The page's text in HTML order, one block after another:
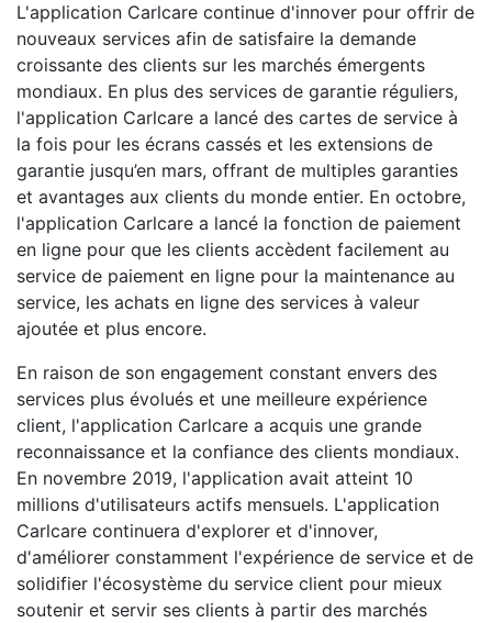
L'application Carlcare continue d'innover pour offrir de
nouveaux services afin de satisfaire la demande
croissante des clients sur les marchés émergents
mondiaux. En plus des services de garantie réguliers,
l'application Carlcare a lancé des cartes de service à
la fois pour les écrans cassés et les extensions de
garantie jusqu’en mars, offrant de multiples garanties
et avantages aux clients du monde entier. En octobre,
l'application Carlcare a lancé la fonction de paiement
en ligne pour que les clients accèdent facilement au
service de paiement en ligne pour la maintenance au
service, les achats en ligne des services à valeur
ajoutée et plus encore.
En raison de son engagement constant envers des
services plus évolués et une meilleure expérience
client, l'application Carlcare a acquis une grande
reconnaissance et la confiance des clients mondiaux.
En novembre 2019, l'application avait atteint 10
millions d'utilisateurs actifs mensuels. L'application
Carlcare continuera d'explorer et d'innover,
d'améliorer constamment l'expérience de service et de
solidifier l'écosystème du service client pour mieux
soutenir et servir ses clients à partir des marchés